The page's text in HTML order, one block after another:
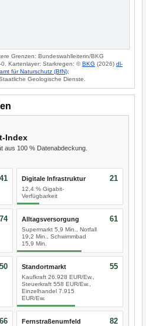
Grenzen: Bundeswahlleiterin/BKG
Kartenlayer: Starkregen: ©BKG (2026) dl-
für Naturschutz (BfN);
Geologische Dienste.
Index
aus 100 % Datenabdeckung.
41 Digitale Infrastruktur
12,4 % Gigabit-
Verfügbarkeit
21
74 Alltagsversorgung
Supermarkt 5,9 Min., Notfall
19,2 Min., Schwimmbad
15,9 Min.
61
50 Standortmarkt
Kaufkraft 26.928 EUR/Ew.,
Steuerkraft 558 EUR/Ew.,
Einzelhandel 7.915
EUR/Ew.
55
66 Fernstraßenumfeld 82